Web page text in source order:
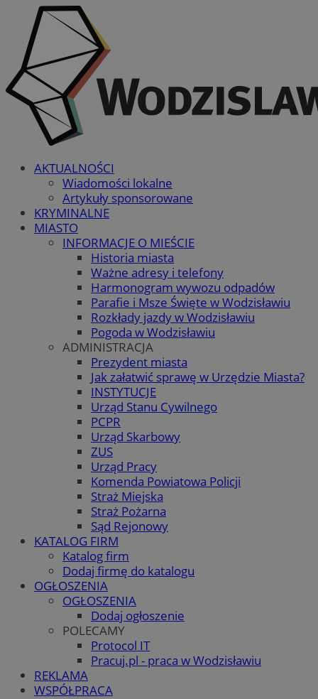
AKTUALNOŚCI
Wiadomości lokalne
Artykuły sponsorowane
KRYMINALNE
MIASTO
INFORMACJE O MIEŚCIE
Historia miasta
Ważne adresy i telefony
Harmonogram wywozu odpadów
Parafie i Msze Święte w Wodzisławiu
Rozkłady jazdy w Wodzisławiu
Pogoda w Wodzisławiu
ADMINISTRACJA
Prezydent miasta
Jak załatwić sprawę w Urzędzie Miasta?
INSTYTUCJE
Urząd Stanu Cywilnego
PCPR
Urząd Skarbowy
ZUS
Urząd Pracy
Komenda Powiatowa Policji
Straż Miejska
Straż Pożarna
Sąd Rejonowy
KATALOG FIRM
Katalog firm
Dodaj firmę do katalogu
OGŁOSZENIA
OGŁOSZENIA
Dodaj ogłoszenie
POLECAMY
Protocol IT
Pracuj.pl - praca w Wodzisławiu
REKLAMA
WSPÓŁPRACA